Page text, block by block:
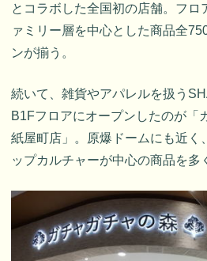
とコラボした全国初の店舗。フロ
ァミリー層を中心とした商品全
ンが揃う。
続いて、雑貨やアパレルを扱う
B1Fフロアにオープンしたのが
紙屋町店」。原爆ドームにも近く
ップカルチャーが中心の商品を多